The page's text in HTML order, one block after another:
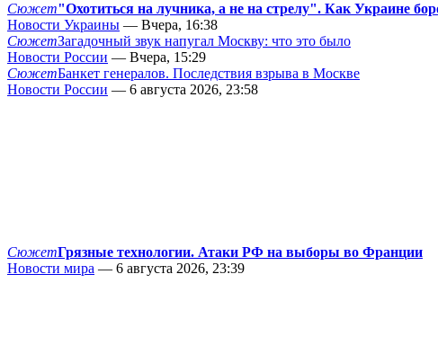
Сюжет"Охотиться на лучника, а не на стрелу". Как Украине
Новости Украины — Вчера, 16:38
СюжетЗагадочный звук напугал Москву: что это было
Новости России — Вчера, 15:29
СюжетБанкет генералов. Последствия взрыва в Москве
Новости России — 6 августа 2026, 23:58
СюжетГрязные технологии. Атаки РФ на выборы во Франции
Новости мира — 6 августа 2026, 23:39